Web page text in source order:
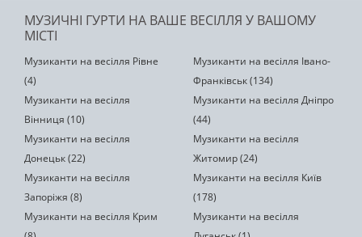
МУЗИЧНІ ГУРТИ НА ВАШЕ ВЕСІЛЛЯ У ВАШОМУ
МІСТІ
Музиканти на весілля Рівне
(4)
Музиканти на весілля Івано-
Франківськ (134)
Музиканти на весілля
Вінниця (10)
Музиканти на весілля Дніпро
(44)
Музиканти на весілля
Донецьк (22)
Музиканти на весілля
Житомир (24)
Музиканти на весілля
Запоріжя (8)
Музиканти на весілля Київ
(178)
Музиканти на весілля Крим
Музиканти на весілля